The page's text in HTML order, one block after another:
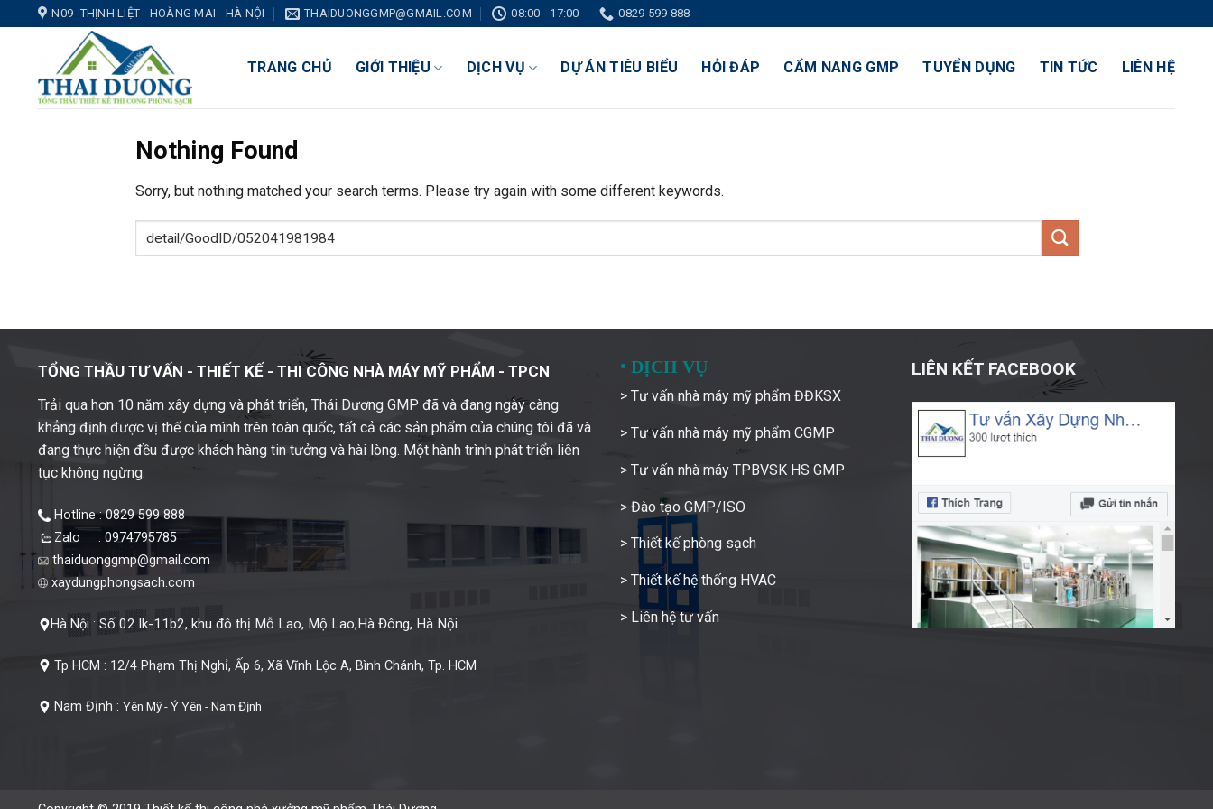
N09 -THỊNH LIỆT - HOÀNG MAI - HÀ NỘI THAIDUONGGMP@GMAIL.COM 08:00 - 17:00 0829 599 888
TRANG CHỦ GIỚI THIỆU DỊCH VỤ DỰ ÁN TIÊU BIỂU HỎI ĐÁP CẨM NANG GMP TUYỂN DỤNG TIN TỨC LIÊN HỆ
Nothing Found
Sorry, but nothing matched your search terms. Please try again with some different keywords.
TỔNG THẦU TƯ VẤN - THIẾT KẾ - THI CÔNG NHÀ MÁY MỸ PHẨM - TPCN
Trải qua hơn 10 năm xây dựng và phát triển, Thái Dương GMP đã và đang ngày càng
khẳng định được vị thế của mình trên toàn quốc, tất cả các sản phẩm của chúng tôi đã và
đang thực hiện đều được khách hàng tin tưởng và hài lòng. Một hành trình phát triển liên
tục không ngừng.
Hotline : 0829 599 888
Zalo : 0974795785
thaiduonggmp@gmail.com
xaydungphongsach.com
Hà Nội :Số 02 lk-11b2, khu đô thị Mỗ Lao, Mộ Lao,Hà Đông, Hà Nội.
Tp HCM : 12/4 Phạm Thị Nghỉ, Ấp 6, Xã Vĩnh Lộc A, Bình Chánh, Tp. HCM
Nam Định : Yên Mỹ - Ý Yên - Nam Định
• DỊCH VỤ
> Tư vấn nhà máy mỹ phẩm ĐĐKSX
> Tư vấn nhà máy mỹ phẩm CGMP
> Tư vấn nhà máy TPBVSK HS GMP
> Đào tạo GMP/ISO
> Thiết kế phòng sạch
> Thiết kế hệ thống HVAC
> Liên hệ tư vấn
LIÊN KẾT FACEBOOK